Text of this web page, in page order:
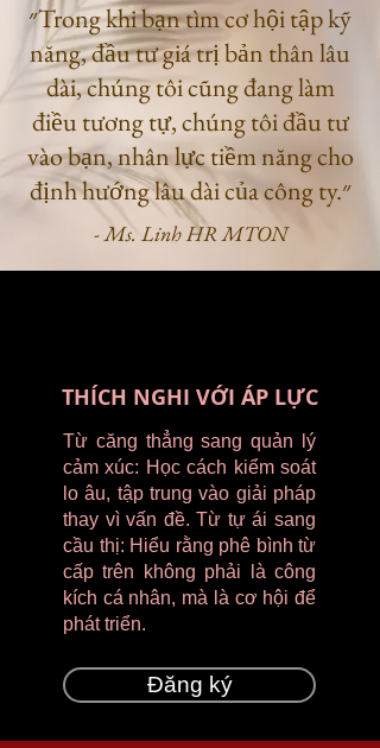
״Trong khi bạn tìm cơ hội tập kỹ
năng, đầu tư giá trị bản thân lâu
dài, chúng tôi cũng đang làm
điều tương tự, chúng tôi đầu tư
vào bạn, nhân lực tiềm năng cho
định hướng lâu dài của công ty.״
- Ms. Linh HR MTON
THÍCH NGHI VỚI ÁP LỰC
Từ căng thẳng sang quản lý
cảm xúc: Học cách kiểm soát
lo âu, tập trung vào giải pháp
thay vì vấn đề. Từ tự ái sang
cầu thị: Hiểu rằng phê bình từ
cấp trên không phải là công
kích cá nhân, mà là cơ hội để
phát triển.
Đăng ký